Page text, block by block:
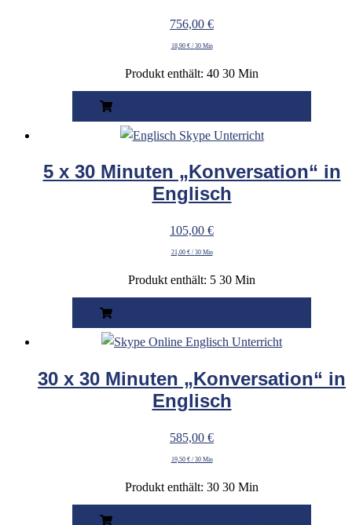
756,00 €
18,90 €/ 30 Min
Produkt enthält: 40 30 Min
5 x 30 Minuten „Konversation“ in
Englisch
105,00 €
21,00 €/ 30 Min
Produkt enthält: 5 30 Min
30 x 30 Minuten „Konversation“ in
Englisch
585,00 €
19,50 €/ 30 Min
Produkt enthält: 30 30 Min